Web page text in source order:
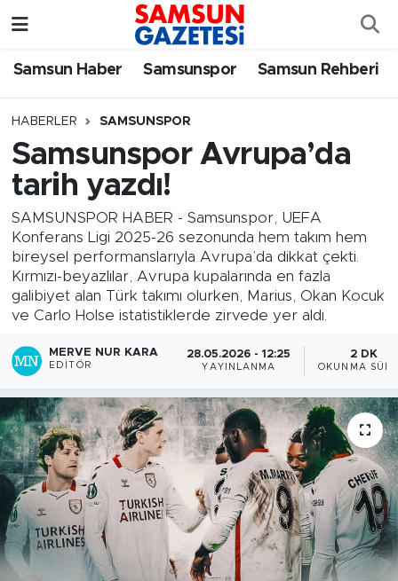
Samsun Haber Samsunspor Samsun Rehberi
HABERLER SAMSUNSPOR
Samsunspor Avrupa’da
tarih yazdı!
SAMSUNSPOR HABER - Samsunspor, UEFA
Konferans Ligi 2025-26 sezonunda hem takım hem
bireysel performanslarıyla Avrupa’da dikkat çekti.
Kırmızı-beyazlılar, Avrupa kupalarında en fazla
galibiyet alan Türk takımı olurken, Marius, Okan Kocuk
ve Carlo Holse istatistiklerde zirvede yer aldı.
MERVE NUR KARA
EDITÖR
28.05.2026 - 12:25
YAYINLANMA
2 DK
OKUNMA
Samsun Haber
Samsun Rehberi
Resmi İlanlar
Samsun Nöbetçi Eczaneler
SAMSUN Namaz Vakitleri
Samsun Trafik Yoğunluk Haritası
Süper Lig Puan Durumu ve Fikstür
Tüm Manşetler